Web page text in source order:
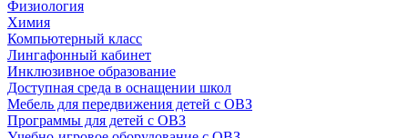
Физиология
Химия
Компьютерный класс
Лингафонный кабинет
Инклюзивное образование
Доступная среда в оснащении школ
Мебель для передвижения детей с ОВЗ
Программы для детей с ОВЗ